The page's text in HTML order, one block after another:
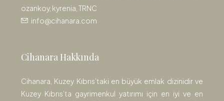
ozankoy, kyrenia, TRNC
info@cihanara.com
Cihanara Hakkında
Cihanara, Kuzey Kıbrıs’taki en büyük emlak dizinidir ve
Kuzey Kıbrıs’ta gayrimenkul yatırımı için en iyi ve en